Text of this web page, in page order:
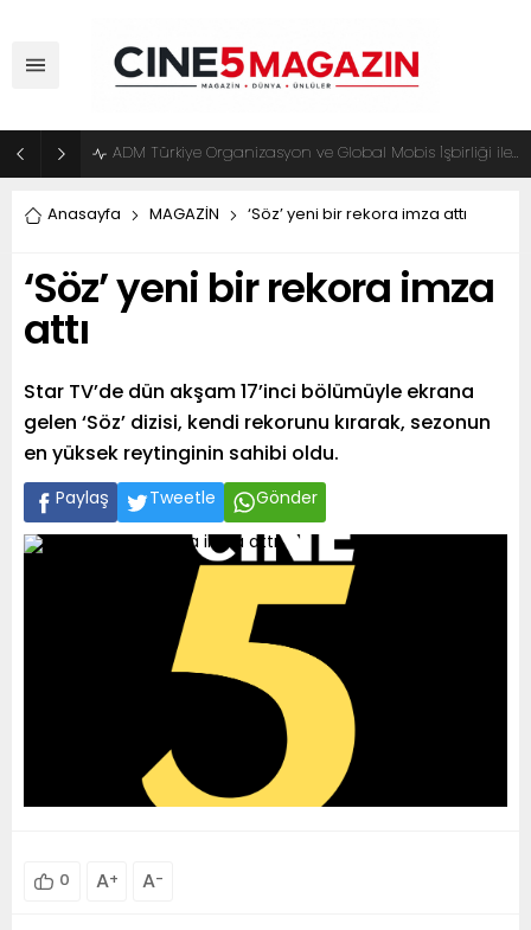
ADM Türkiye Organizasyon ve Global Mobis İşbirliği ile Halka Açık Motosiklet Festivali
Anasayfa MAGAZİN ‘Söz’ yeni bir rekora imza attı
‘Söz’ yeni bir rekora imza
attı
Star TV’de dün akşam 17’inci bölümüyle ekrana
gelen ‘Söz’ dizisi, kendi rekorunu kırarak, sezonun
en yüksek reytinginin sahibi oldu.
Paylaş Tweetle Gönder
0 A+ A-